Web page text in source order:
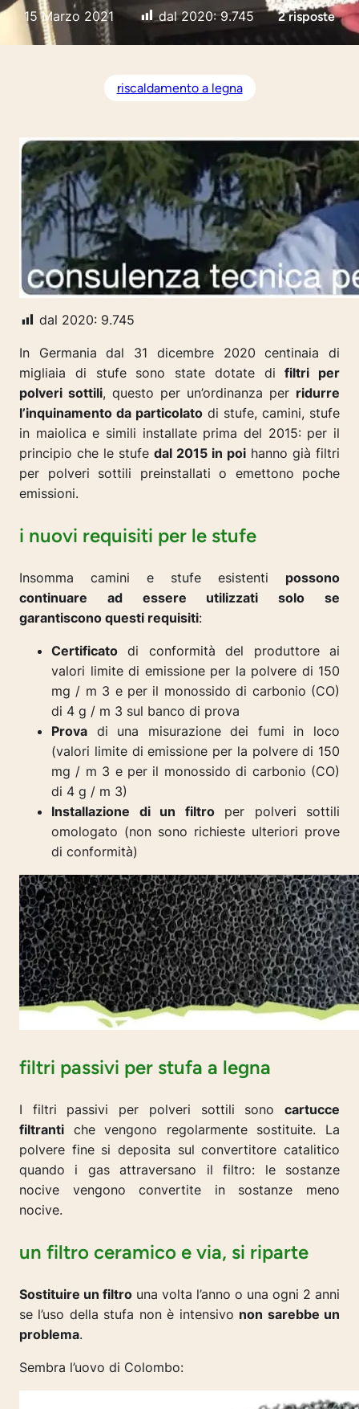
15 Marzo 2021 dal 2020: 9.745 2 risposte
riscaldamento a legna
dal 2020: 9.745
In Germania dal 31 dicembre 2020 centinaia di
migliaia di stufe sono state dotate difiltri per
polveri sottili, questo per un’ordinanza per ridurre
l’inquinamento da particolato di stufe, camini, stufe
in maiolica e simili installate prima del 2015: per il
principio che le stufe dal 2015 in poi hanno già filtri
per polveri sottili preinstallati o emettono poche
emissioni.
i nuovi requisiti per le stufe
Insomma camini e stufe esistenti possono
continuare ad essere utilizzati solo se
garantiscono questi requisiti:
Certificato di conformità del produttore ai
valori limite di emissione per la polvere di 150
mg / m 3 e per il monossido di carbonio (CO)
di 4 g / m 3 sul banco di prova
Prova di una misurazione dei fumi in loco
(valori limite di emissione per la polvere di 150
mg / m 3 e per il monossido di carbonio (CO)
di 4 g / m 3)
Installazione di un filtroper polveri sottili
omologato (non sono richieste ulteriori prove
di conformità)
filtri passivi per stufa a legna
I filtri passivi per polveri sottili sono cartucce
filtranti che vengono regolarmente sostituite. La
polvere fine si deposita sul convertitore catalitico
quando i gas attraversano il filtro: le sostanze
nocive vengono convertite in sostanze meno
nocive.
un filtro ceramico e via, si riparte
Sostituire un filtro una volta l’anno o una ogni 2 anni
se l’uso della stufa non è intensivo non sarebbe un
problema.
Sembra l’uovo di Colombo: